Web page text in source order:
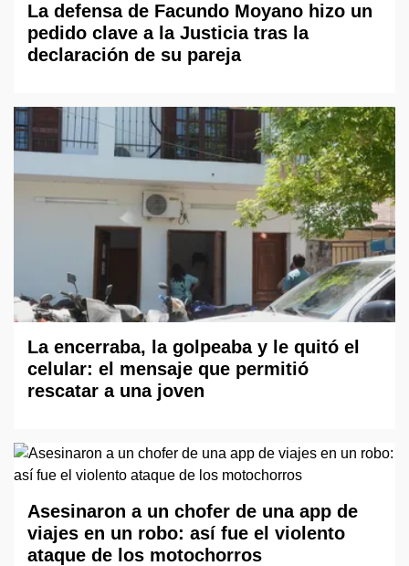
La defensa de Facundo Moyano hizo un
pedido clave a la Justicia tras la
declaración de su pareja
La encerraba, la golpeaba y le quitó el
celular: el mensaje que permitió
rescatar a una joven
Asesinaron a un chofer de una app de
viajes en un robo: así fue el violento
ataque de los motochorros